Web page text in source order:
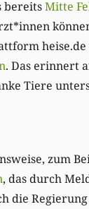
bereitsMitte
. Das erinnert
Tiere
zum
, das durch
die